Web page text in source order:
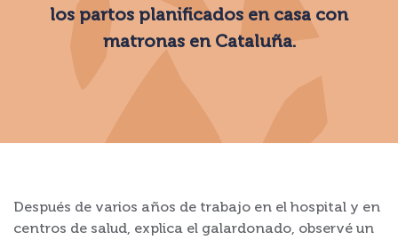
los partos planificados en casa con
matronas en Cataluña.
Después de varios años de trabajo en el hospital y en
centros de salud, explica el galardonado, observé un